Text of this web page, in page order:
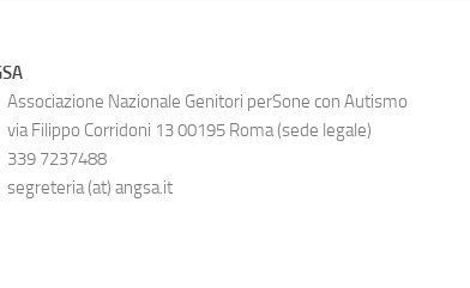
Associazione Nazionale Genitori perSone con Autismo
via Filippo Corridoni 13 00195 Roma (sede legale)
339 7237488
segreteria (at) angsa.it